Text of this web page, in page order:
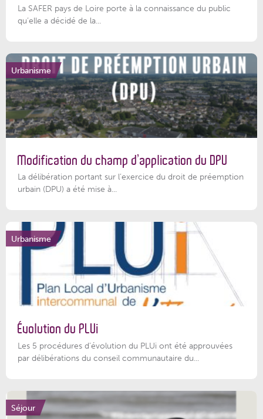
La SAFER pays de Loire porte à la connaissance du public
qu’elle a décidé de la...
Urbanisme
Modification du champ d’application du DPU
La délibération portant sur l’exercice du droit de préemption
urbain (DPU) a été mise à...
Urbanisme
Évolution du PLUi
Les 5 procédures d’évolution du PLUi ont été approuvées
par délibérations du conseil communautaire du...
Séjour